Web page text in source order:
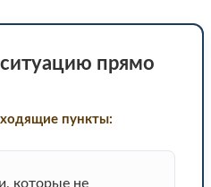
прямо
пункты:
которые не